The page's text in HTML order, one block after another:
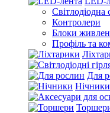
Світлодіодна
Контролери
Блоки
Профіль та
Для
Нічники